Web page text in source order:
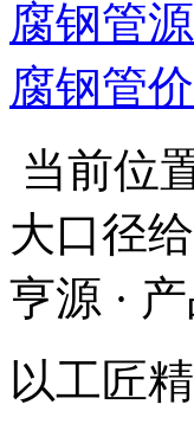
腐钢管
腐钢管
当前位
大口径
亨源 ·
以工匠